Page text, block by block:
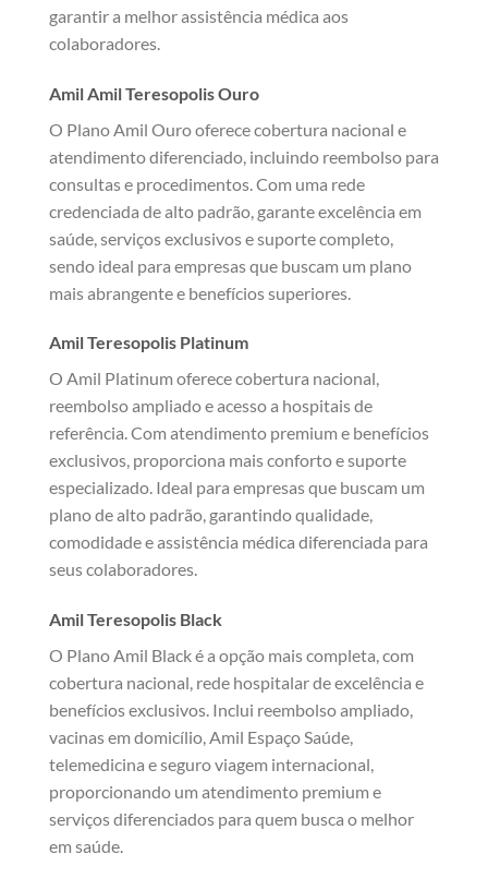
garantir a melhor assistência médica aos
colaboradores.
Amil Amil Teresopolis Ouro
O Plano Amil Ouro oferece cobertura nacional e
atendimento diferenciado, incluindo reembolso para
consultas e procedimentos. Com uma rede
credenciada de alto padrão, garante excelência em
saúde, serviços exclusivos e suporte completo,
sendo ideal para empresas que buscam um plano
mais abrangente e benefícios superiores.
Amil Teresopolis Platinum
O Amil Platinum oferece cobertura nacional,
reembolso ampliado e acesso a hospitais de
referência. Com atendimento premium e benefícios
exclusivos, proporciona mais conforto e suporte
especializado. Ideal para empresas que buscam um
plano de alto padrão, garantindo qualidade,
comodidade e assistência médica diferenciada para
seus colaboradores.
Amil Teresopolis Black
O Plano Amil Black é a opção mais completa, com
cobertura nacional, rede hospitalar de excelência e
benefícios exclusivos. Inclui reembolso ampliado,
vacinas em domicílio, Amil Espaço Saúde,
telemedicina e seguro viagem internacional,
proporcionando um atendimento premium e
serviços diferenciados para quem busca o melhor
em saúde.